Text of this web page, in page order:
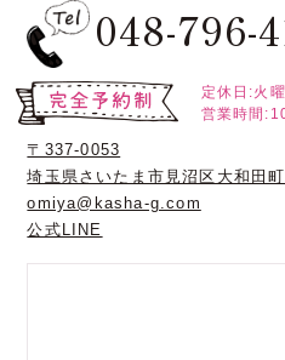
048-796-
定休日:火曜
営業時間
〒337-0053
埼玉県さいたま市見沼区大和田
omiya@kasha-g.com
公式LINE